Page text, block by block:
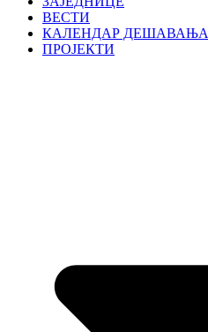
ВЕСТИ
КАЛЕНДАР ДЕШАВАЊА
ПРОЈЕКТИ